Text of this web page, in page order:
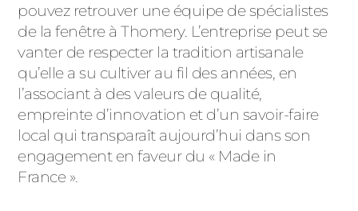
pouvez retrouver une équipe de spécialistes
de la fenêtre à Thomery. L’entreprise peut se
vanter de respecter la tradition artisanale
qu’elle a su cultiver au fil des années, en
l’associant à des valeurs de qualité,
empreinte d’innovation et d’un savoir-faire
local qui transparaît aujourd’hui dans son
engagement en faveur du « Made in
France ».